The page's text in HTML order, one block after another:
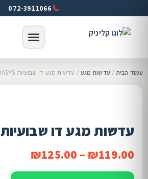
072-3911066
עמוד הבית/ עדשות מגע/ עדשות מגע דו שבועיות OASYS
עדשות מגע דו שבועיות OASYS
₪119.00
–
₪125.00